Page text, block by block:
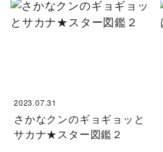
2023.07.31
さかなクンのギョギョッと
サカナ★スター図鑑２